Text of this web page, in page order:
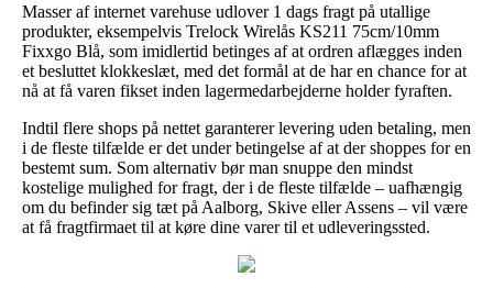
Masser af internet varehuse udlover 1 dags fragt på utallige
produkter, eksempelvis Trelock Wirelås KS211 75cm/10mm
Fixxgo Blå, som imidlertid betinges af at ordren aflægges inden
et besluttet klokkeslæt, med det formål at de har en chance for at
nå at få varen fikset inden lagermedarbejderne holder fyraften.
Indtil flere shops på nettet garanterer levering uden betaling, men
i de fleste tilfælde er det under betingelse af at der shoppes for en
bestemt sum. Som alternativ bør man snuppe den mindst
kostelige mulighed for fragt, der i de fleste tilfælde – uafhængig
om du befinder sig tæt på Aalborg, Skive eller Assens – vil være
at få fragtfirmaet til at køre dine varer til et udleveringssted.